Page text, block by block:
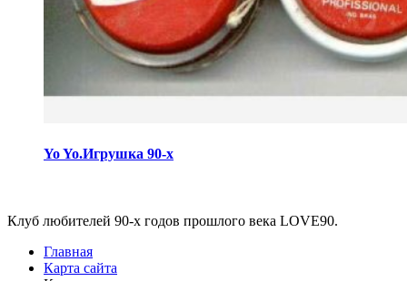
Yo Yo.Игрушка 90-х
Клуб любителей 90-х годов прошлого века LOVE90.
Главная
Карта сайта